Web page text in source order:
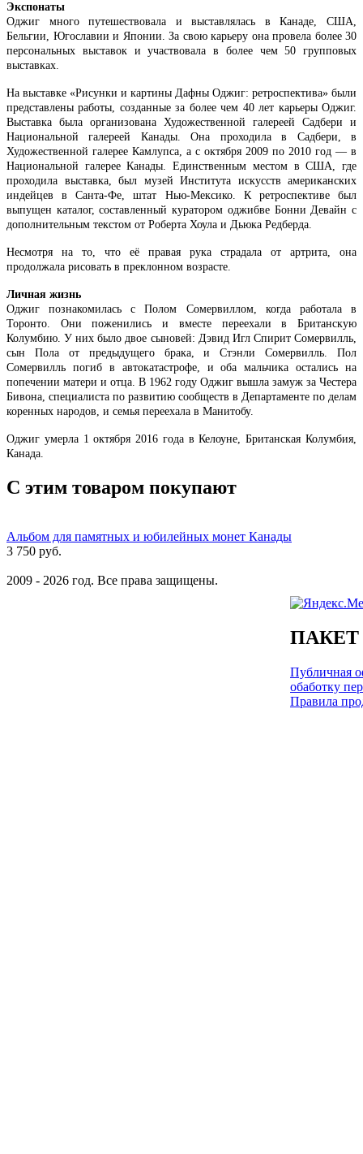
Экспонаты
Оджиг много путешествовала и выставлялась в Канаде, США,
Бельгии, Югославии и Японии. За свою карьеру она провела более 30
персональных выставок и участвовала в более чем 50 групповых
выставках.
На выставке «Рисунки и картины Дафны Оджиг: ретроспектива» были
представлены работы, созданные за более чем 40 лет карьеры Оджиг.
Выставка была организована Художественной галереей Садбери и
Национальной галереей Канады. Она проходила в Садбери, в
Художественной галерее Камлупса, а с октября 2009 по 2010 год — в
Национальной галерее Канады. Единственным местом в США, где
проходила выставка, был музей Института искусств американских
индейцев в Санта-Фе, штат Нью-Мексико. К ретроспективе был
выпущен каталог, составленный куратором оджибве Бонни Девайн с
дополнительным текстом от Роберта Хоула и Дьюка Редберда.
Несмотря на то, что её правая рука страдала от артрита, она
продолжала рисовать в преклонном возрасте.
Личная жизнь
Оджиг познакомилась с Полом Сомервиллом, когда работала в
Торонто. Они поженились и вместе переехали в Британскую
Колумбию. У них было двое сыновей: Дэвид Игл Спирит Сомервилль,
сын Пола от предыдущего брака, и Стэнли Сомервилль. Пол
Сомервилль погиб в автокатастрофе, и оба мальчика остались на
попечении матери и отца. В 1962 году Оджиг вышла замуж за Честера
Бивона, специалиста по развитию сообществ в Департаменте по делам
коренных народов, и семья переехала в Манитобу.
Оджиг умерла 1 октября 2016 года в Келоуне, Британская Колумбия,
Канада.
С этим товаром покупают
Альбом для памятных и юбилейных монет Канады
3 750 руб.
2009 - 2026 год. Все права защищены.
Публичная
обаботку
Правила